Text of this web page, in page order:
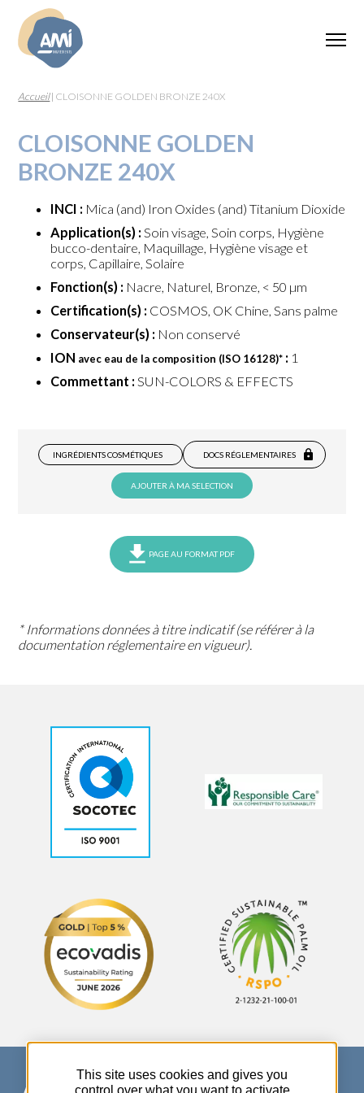
Accueil| CLOISONNE GOLDEN BRONZE 240X
CLOISONNE GOLDEN
BRONZE 240X
INCI : Mica (and) Iron Oxides (and) Titanium Dioxide
Application(s) : Soin visage, Soin corps, Hygiène
bucco-dentaire, Maquillage, Hygiène visage et
corps, Capillaire, Solaire
Fonction(s) : Nacre, Naturel, Bronze, < 50 µm
Certification(s) : COSMOS, OK Chine, Sans palme
Conservateur(s) : Non conservé
ION avec eau de la composition (ISO 16128)* : 1
Commettant : SUN-COLORS & EFFECTS
INGRÉDIENTS COSMÉTIQUES DOCS RÉGLEMENTAIRES
AJOUTER À MA SELECTION
PAGE AU FORMAT PDF
* Informations données à titre indicatif (se référer à la
documentation réglementaire en vigueur).
This site uses cookies and gives you
control over what you want to activate